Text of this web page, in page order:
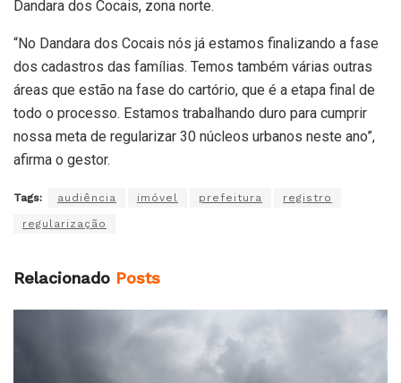
Dandara dos Cocais, zona norte.
“No Dandara dos Cocais nós já estamos finalizando a fase
dos cadastros das famílias. Temos também várias outras
áreas que estão na fase do cartório, que é a etapa final de
todo o processo. Estamos trabalhando duro para cumprir
nossa meta de regularizar 30 núcleos urbanos neste ano”,
afirma o gestor.
Tags: audiência imóvel prefeitura registro
regularização
Relacionado Posts